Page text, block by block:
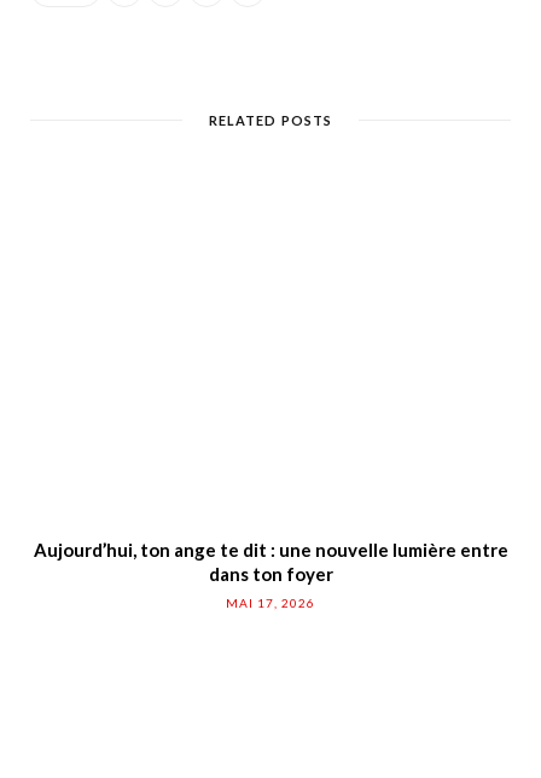
RELATED POSTS
Aujourd’hui, ton ange te dit : une nouvelle lumière entre
dans ton foyer
MAI 17, 2026